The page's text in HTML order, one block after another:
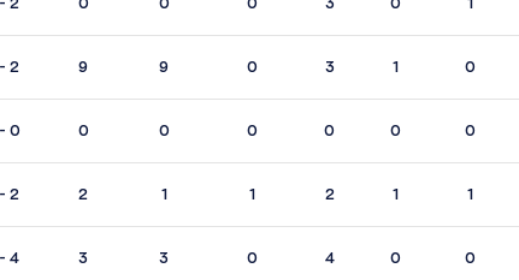
2 0 0 0 3 0 1
2 9 9 0 3 1 0
0 0 0 0 0 0 0
2 2 1 1 2 1 1
4 3 3 0 4 0 0